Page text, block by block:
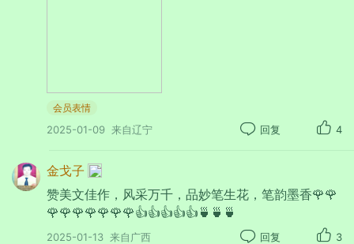
甘霖普降沐山阳，大地禾苗嫩绿苍。
瑞雨祥风黎庶乐，欢歌笑语待丰粮。
会员表情
2025-01-09 来自辽宁 回复 4
金戈子
赞美文佳作，风采万千，品妙笔生花，笔韵墨香🌹🌹
🌹🌹🌹🌹🌹🌹🌹👍👍👍👍👍🍵🍵🍵
2025-01-13 来自广西 回复 3